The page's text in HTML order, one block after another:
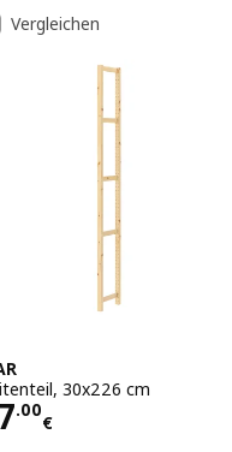
Vergleichen
30x226 cm
.00
€17.00€